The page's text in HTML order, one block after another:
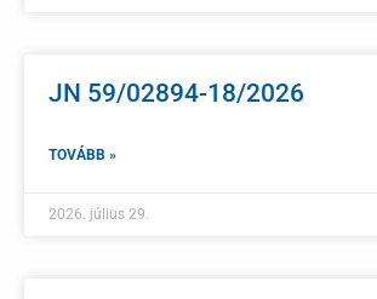
JN 59/02894-18/2026
TOVÁBB »
2026. július 29.